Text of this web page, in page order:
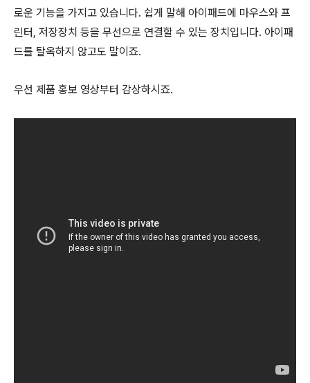
로운 기능을 가지고 있습니다. 쉽게 말해 아이패드에 마우스와 프
린터, 저장장치 등을 무선으로 연결할 수 있는 장치입니다. 아이패
드를 탈옥하지 않고도 말이죠.
우선 제품 홍보 영상부터 감상하시죠.